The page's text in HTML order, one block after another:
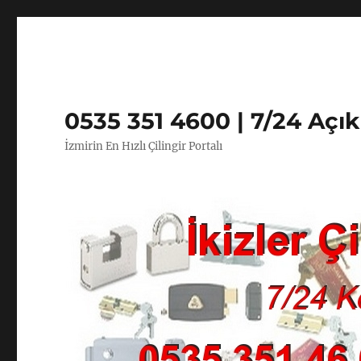
0535 351 4600 | 7/24
İzmirin En Hızlı Çilingir Portalı